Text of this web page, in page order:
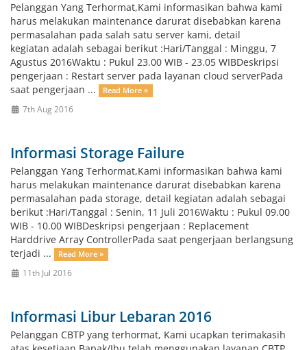
Pelanggan Yang Terhormat,Kami informasikan bahwa kami
harus melakukan maintenance darurat disebabkan karena
permasalahan pada salah satu server kami, detail
kegiatan adalah sebagai berikut :Hari/Tanggal : Minggu, 7
Agustus 2016Waktu : Pukul 23.00 WIB - 23.05 WIBDeskripsi
pengerjaan : Restart server pada layanan cloud serverPada
saat pengerjaan ...
Read More »
7th Aug 2016
Informasi Storage Failure
Pelanggan Yang Terhormat,Kami informasikan bahwa kami
harus melakukan maintenance darurat disebabkan karena
permasalahan pada storage, detail kegiatan adalah sebagai
berikut :Hari/Tanggal : Senin, 11 Juli 2016Waktu : Pukul 09.00
WIB - 10.00 WIBDeskripsi pengerjaan : Replacement
Harddrive Array ControllerPada saat pengerjaan berlangsung
terjadi ...
Read More »
11th Jul 2016
Informasi Libur Lebaran 2016
Pelanggan CBTP yang terhormat, Kami ucapkan terimakasih